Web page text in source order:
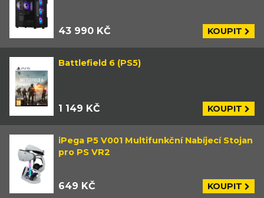
43 990 KČ KOUPIT
Battlefield 6 (PS5)
1 149 KČ KOUPIT
iPega P5 V001 Multifunkční Nabíjecí Stojan
pro PS VR2
649 KČ KOUPIT